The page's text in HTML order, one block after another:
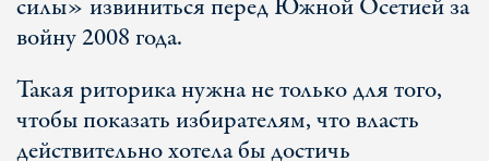
силы» извиниться перед Южной Осетией за
войну 2008 года.
Такая риторика нужна не только для того,
чтобы показать избирателям, что власть
действительно хотела бы достичь